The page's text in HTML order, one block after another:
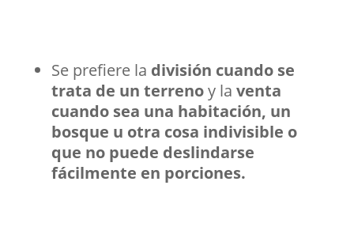
Se prefiere la división cuando se
trata de un terrenoy la venta
cuando sea una habitación, un
bosque u otra cosa indivisible o
que no puede deslindarse
fácilmente en porciones.